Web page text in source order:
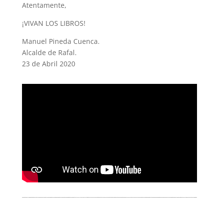
Atentamente,
¡VIVAN LOS LIBROS!
Manuel Pineda Cuenca.
Alcalde de Rafal.
23 de Abril 2020